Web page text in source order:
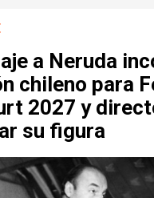
a Neruda
chileno para
2027 y
su figura